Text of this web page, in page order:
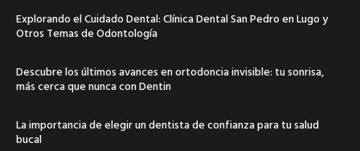
Explorando el Cuidado Dental: Clínica Dental San Pedro en Lugo y
Otros Temas de Odontología
Descubre los últimos avances en ortodoncia invisible: tu sonrisa,
más cerca que nunca con Dentin
La importancia de elegir un dentista de confianza para tu salud
bucal